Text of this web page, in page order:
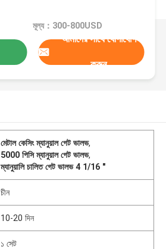
মূল্য：300-800USD
আমাদের সাথে যোগাযোগ
করুন
মেটাল কেসিং ম্যানুয়াল গেট ভালভ,
5000 পিসি ম্যানুয়াল গেট ভালভ,
ম্যানুয়ালি চালিত গেট ভালভ 4 1/16 "
চীন
10-20 দিন
১ সেট